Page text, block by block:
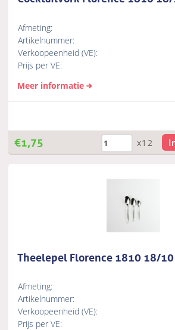
Afmeting:
Artikelnummer:
Verkoopeenheid (VE):
Prijs per VE:
Meer informatie
€1,75 x12
Theelepel Florence 1810 18/
Afmeting:
Artikelnummer:
Verkoopeenheid (VE):
Prijs per VE: